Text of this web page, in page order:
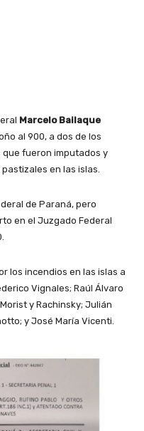
Marcelo Bailaque
al 900, a dos de los
fueron imputados y
en las islas.
de Paraná, pero
en el Juzgado Federal
los incendios en las islas a
Vignales; Raúl Álvaro
y Rachinsky; Julián
y José María Vicenti.